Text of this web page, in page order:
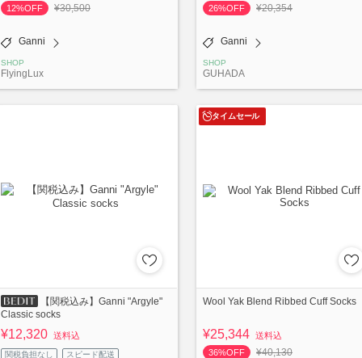
12%OFF
¥30,500
Ganni
SHOP
FlyingLux
26%OFF
¥20,354
Ganni
SHOP
GUHADA
【関税込み】Ganni "Argyle"
Classic socks
¥12,320 送料込
関税負担なし スピード配送
タイムセール
Wool Yak Blend Ribbed Cuff Socks
¥25,344 送料込
36%OFF
¥40,130